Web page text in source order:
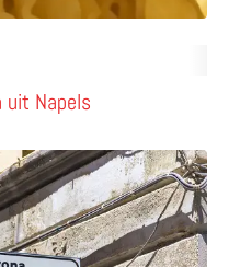
Napels
ZTL – Zona Traffico